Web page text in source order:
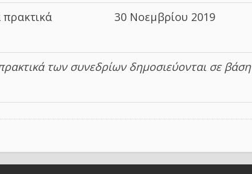
30 Νοεμβρίου 2019
των συνεδρίων δημοσιεύονται σε βάση